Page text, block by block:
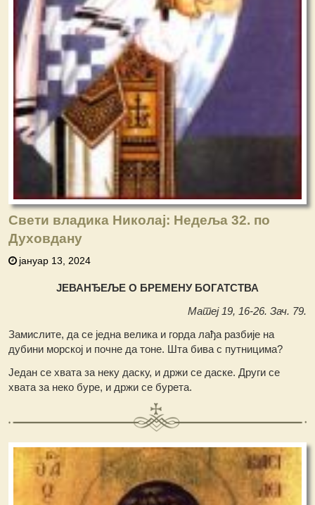
Свети владика Николај: Недеља 32. по
Духовдану
јануар 13, 2024
ЈЕВАНЂЕЉЕ О БРЕМЕНУ БОГАТСТВА
Матеј 19, 16-26. Зач. 79.
Замислите, да се једна велика и горда лађа разбије на
дубини морској и почне да тоне. Шта бива с путницима?
Један се хвата за неку даску, и држи се даске. Други се
хвата за неко буре, и држи се бурета.